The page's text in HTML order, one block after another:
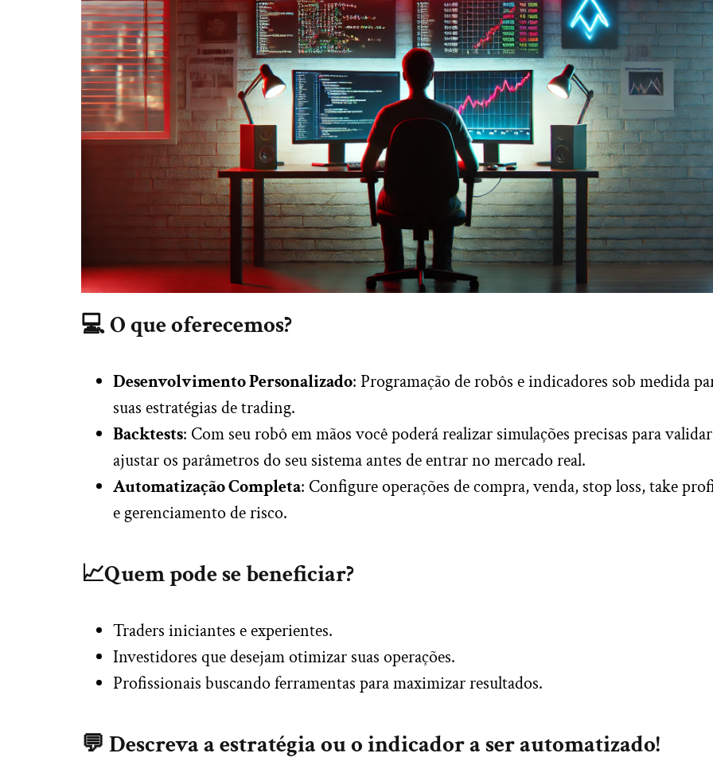
💻 O que oferecemos?
Desenvolvimento Personalizado: Programação de robôs e indicadores sob medida
suas estratégias de trading.
Backtests: Com seu robô em mãos você poderá realizar simulações precisas para
ajustar os parâmetros do seu sistema antes de entrar no mercado real.
Automatização Completa: Configure operações de compra, venda, stop loss, take
e gerenciamento de risco.
📈Quem pode se beneficiar?
Traders iniciantes e experientes.
Investidores que desejam otimizar suas operações.
Profissionais buscando ferramentas para maximizar resultados.
💬 Descreva a estratégia ou o indicador a ser automatizado!